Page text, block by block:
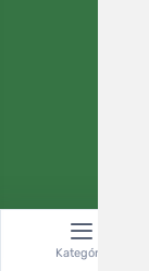
Kategória